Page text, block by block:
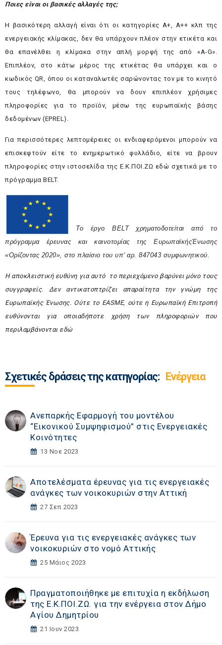
Ποιες είναι οι βασικές αλλαγές της;
Η βασικότερη αλλαγή είναι ότι οι κατηγορίες Α+, Α++ κλπ της
ενεργειακής κλίμακας, δεν θα υπάρχουν πλέον στην ετικέτα και
θα επανέλθει η κλίμακα στην απλή μορφή της από «A-G».
Επιπλέον, στο κάτω μέρος της ετικέτας θα υπάρχει και ο
κωδικός QR, όπου οι καταναλωτές σαρώνοντας τον με το κινητό
τους τηλέφωνο, θα μπορούν να δουν επιπλέον χρήσιμες
πληροφορίες για το προϊόν, μέσω της ευρωπαϊκής βάσης
δεδομένων (EPREL).
Για περισσότερες λεπτομέρειες οι ενδιαφερόμενοι μπορούν να
επισκεφτούν είτε το ενημερωτικό φυλλάδιο, είτε να βρουν
πληροφορίες στην ιστοσελίδα της Ε.Κ.ΠΟΙ.ΖΩ εδώ σχετικά με το
πρόγραμμα BELT.
Το έργο BELT χρηματοδοτείται από το
πρόγραμμα έρευνας και καινοτομίας της ΕυρωπαϊκήςΈνωσης
«Ορίζοντας 2020», στο πλαίσιο του υπ’ αρ. 847043 συμφωνητικού.
Η αποκλειστική ευθύνη για αυτό το περιεχόμενο βαρύνει μόνο τους
συγγραφείς. Δεν αντικατοπτρίζει απαραίτητα την γνώμη της
Ευρωπαϊκής Ένωσης. Ούτε το EASME, ούτε η Ευρωπαϊκή Επιτροπή
ευθύνονται για οποιαδήποτε χρήση των πληροφοριών που
περιλαμβάνονται εδώ
Σχετικές δράσεις της κατηγορίας: Ενέργεια
Ανεπαρκής Εφαρμογή του μοντέλου
“Εικονικού Συμψηφισμού” στις Ενεργειακές
Κοινότητες
13 Νοε 2023
Αποτελέσματα έρευνας για τις ενεργειακές
ανάγκες των νοικοκυριών στην Αττική
27 Σεπ 2023
Έρευνα για τις ενεργειακές ανάγκες των
νοικοκυριών στο νομό Αττικής
25 Μάιος 2023
Πραγματοποιήθηκε με επιτυχία η εκδήλωση
της Ε.Κ.ΠΟΙ.ΖΩ. για την ενέργεια στον Δήμο
Αγίου Δημητρίου
21 Ιουν 2023